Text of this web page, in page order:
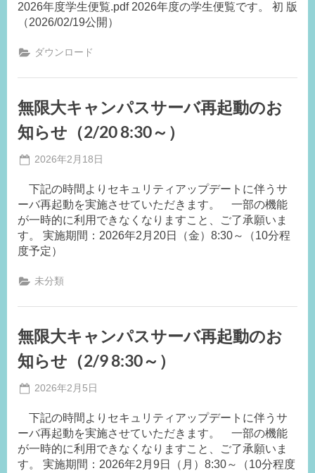
務
局
2026年度学生便覧.pdf 2026年度の学生便覧です。 初 版
（2026/02/19公開）
ダウンロード
無限大キャンパスサーバ再起動のお
知らせ（2/20 8:30～）
Posted
2026年2月18日
務
局
S.A
下記の時間よりセキュリティアップデートに伴うサ
ーバ再起動を実施させていただきます。 一部の機能
が一時的に利用できなくなりますこと、ご了承願いま
す。 実施期間：2026年2月20日（金）8:30～（10分程
度予定）
未分類
無限大キャンパスサーバ再起動のお
知らせ（2/9 8:30～）
Posted
2026年2月5日
務
局
S.A
下記の時間よりセキュリティアップデートに伴うサ
ーバ再起動を実施させていただきます。 一部の機能
が一時的に利用できなくなりますこと、ご了承願いま
す。 実施期間：2026年2月9日（月）8:30～（10分程度